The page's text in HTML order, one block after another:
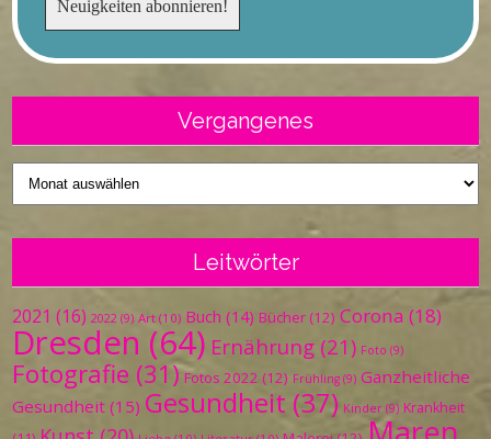
Vergangenes
Vergangenes
Leitwörter
2021 (16) 2022 (9) Art (10) Buch (14) Bücher (12) Corona (18)
Dresden (64) Ernährung (21) Foto (9)
Fotografie (31) Fotos 2022 (12) Frühling (9) Ganzheitliche
Gesundheit (15) Gesundheit (37) Kinder (9) Krankheit